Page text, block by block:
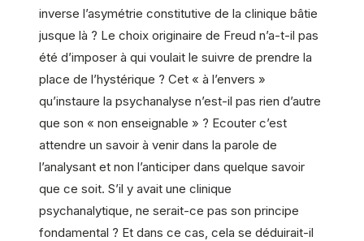
inverse l’asymétrie constitutive de la clinique bâtie
jusque là ? Le choix originaire de Freud n’a-t-il pas
été d’imposer à qui voulait le suivre de prendre la
place de l’hystérique ? Cet « à l’envers »
qu’instaure la psychanalyse n’est-il pas rien d’autre
que son « non enseignable » ? Ecouter c’est
attendre un savoir à venir dans la parole de
l’analysant et non l’anticiper dans quelque savoir
que ce soit. S’il y avait une clinique
psychanalytique, ne serait-ce pas son principe
fondamental ? Et dans ce cas, cela se déduirait-il